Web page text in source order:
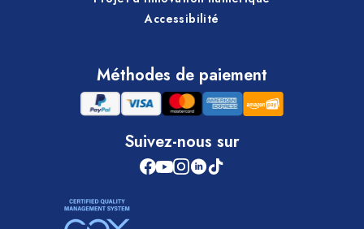
Accessibilité
Méthodes de paiement
Suivez-nous sur